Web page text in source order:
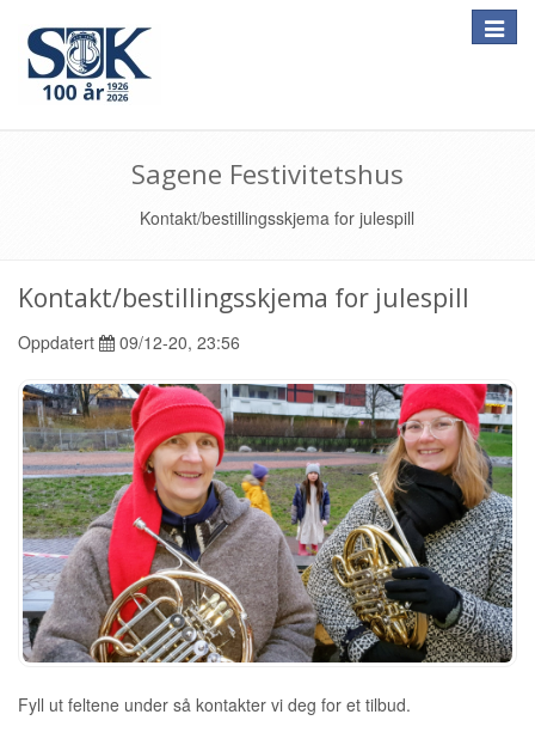
Toggle
Sagene Festivitetshus
Kontakt/bestillingsskjema for julespill
Kontakt/bestillingsskjema for julespill
Oppdatert 09/12-20, 23:56
Fyll ut feltene under så kontakter vi deg for et tilbud.